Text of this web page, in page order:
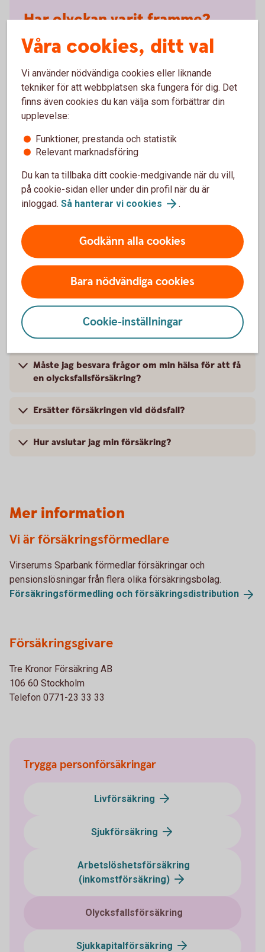
Har olyckan varit framme?
Här kan du göra din anmälan och ansöka om
Skadeanmälan – anmälskada
Vanliga frågor och svar om
olycksfallsförsäkringen
Vad kostar olycksfallsförsäkringen?
Vilket försäkringsbelopp kan jag välja?
Hur länge kan jag ha min olycksfallsförsäkring?
Kan jag få ersättning för ärr från
Måste jag besvara frågor om min hälsa för att få
en olycksfallsförsäkring?
Ersätter försäkringen vid dödsfall?
Hur avslutar jag min försäkring?
Mer information
Vi är försäkringsförmedlare
Virserums Sparbank förmedlar försäkringar och
pensionslösningar från flera olika försäkringsbolag.
Försäkringsförmedling och försäkringsdistribution
Försäkringsgivare
Tre Kronor Försäkring AB
106 60 Stockholm
Telefon 0771-23 33 33
Trygga personförsäkringar
Livförsäkring
Sjukförsäkring
Arbetslöshetsförsäkring
(inkomstförsäkring)
Olycksfallsförsäkring
Sjukkapitalförsäkring
Våra cookies, ditt val
Vi använder nödvändiga cookies eller liknande
tekniker för att webbplatsen ska fungera för dig. Det
finns även cookies du kan välja som förbättrar din
upplevelse:
Funktioner, prestanda och statistik
Relevant marknadsföring
Du kan ta tillbaka ditt cookie-medgivande när du vill,
på cookie-sidan eller under din profil när du är
inloggad. Så hanterar vi cookies .
Godkänn alla cookies
Bara nödvändiga cookies
Cookie-inställningar